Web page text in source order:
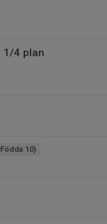
1/4 plan
10)